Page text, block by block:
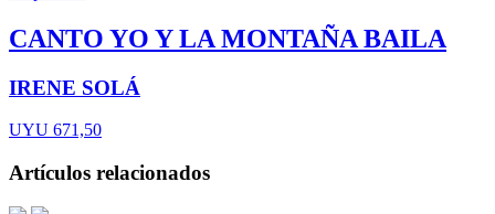
CANTO YO Y LA MONTAÑA BAILA
IRENE SOLÁ
UYU 671,50
Artículos relacionados